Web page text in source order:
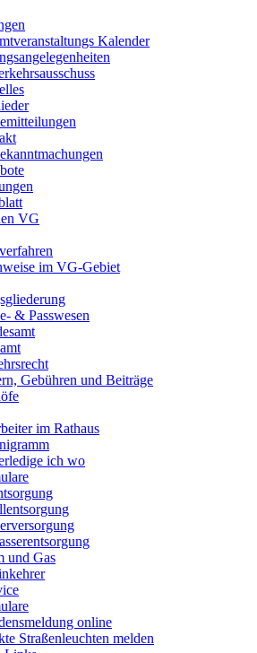
Kalender
VG
im VG-Gebiet
& Passwesen
Gebühren und Beiträge
im Rathaus
ich wo
und Gas
online
Straßenleuchten melden